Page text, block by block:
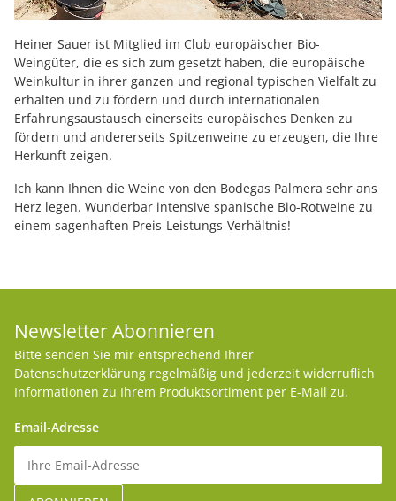
Heiner Sauer ist Mitglied im Club europäischer Bio-
Weingüter, die es sich zum gesetzt haben, die europäische
Weinkultur in ihrer ganzen und regional typischen Vielfalt zu
erhalten und zu fördern und durch internationalen
Erfahrungsaustausch einerseits europäisches Denken zu
fördern und andererseits Spitzenweine zu erzeugen, die Ihre
Herkunft zeigen.
Ich kann Ihnen die Weine von den Bodegas Palmera sehr ans
Herz legen. Wunderbar intensive spanische Bio-Rotweine zu
einem sagenhaften Preis-Leistungs-Verhältnis!
Newsletter Abonnieren
Bitte senden Sie mir entsprechend Ihrer
Datenschutzerklärung regelmäßig und jederzeit widerruflich
Informationen zu Ihrem Produktsortiment per E-Mail zu.
Email-Adresse